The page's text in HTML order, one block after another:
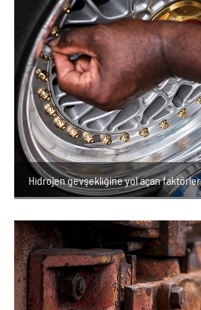
Hidrojen gevşekliğine yol açan faktörler